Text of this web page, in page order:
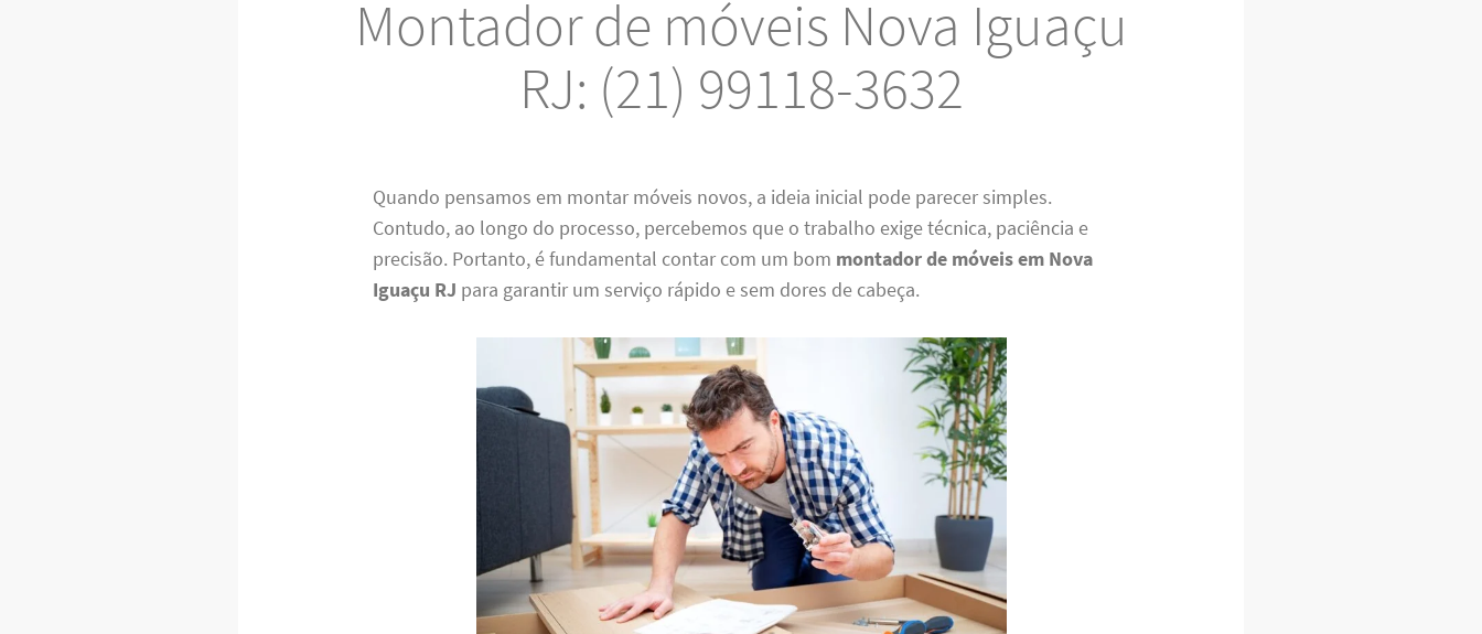
Montador de móveis Nova Iguaçu
RJ: (21) 99118-3632
Quando pensamos em montar móveis novos, a ideia inicial pode parecer simples.
Contudo, ao longo do processo, percebemos que o trabalho exige técnica, paciência e
precisão. Portanto, é fundamental contar com um bom montador de móveis em Nova
Iguaçu RJ para garantir um serviço rápido e sem dores de cabeça.